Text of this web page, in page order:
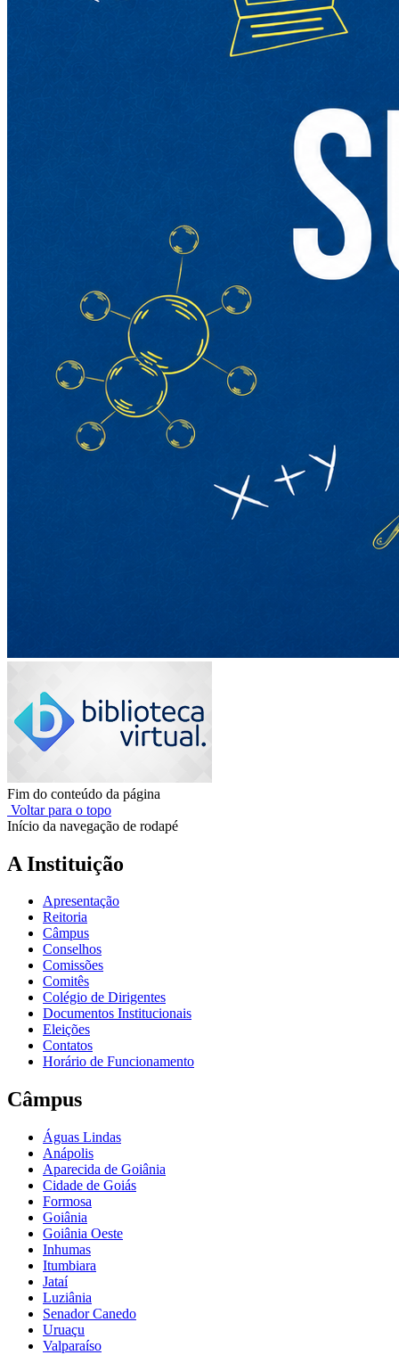
Fim do conteúdo da página
Voltar para o topo
Início da navegação de rodapé
A Instituição
Apresentação
Reitoria
Câmpus
Conselhos
Comissões
Comitês
Colégio de Dirigentes
Documentos Institucionais
Eleições
Contatos
Horário de Funcionamento
Câmpus
Águas Lindas
Anápolis
Aparecida de Goiânia
Cidade de Goiás
Formosa
Goiânia
Goiânia Oeste
Inhumas
Itumbiara
Jataí
Luziânia
Senador Canedo
Uruaçu
Valparaíso